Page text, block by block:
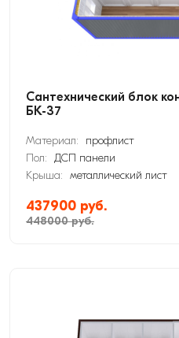
Сантехнический блок
БК-37
Материал:
профлист
Пол: ДСП панели
Крыша: металлический лист
437900 руб.
448000 руб.